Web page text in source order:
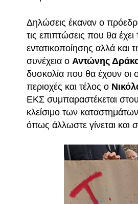
Δηλώσεις έκαναν ο
τις επιπτώσεις που θα
εντατικοποίησης αλλά και
συνέχεια ο Αντώνης
δυσκολία που θα έχουν οι
περιοχές και τέλος ο
ΕΚΣ συμπαραστέκεται
κλείσιμο των
όπως άλλωστε γίνεται και